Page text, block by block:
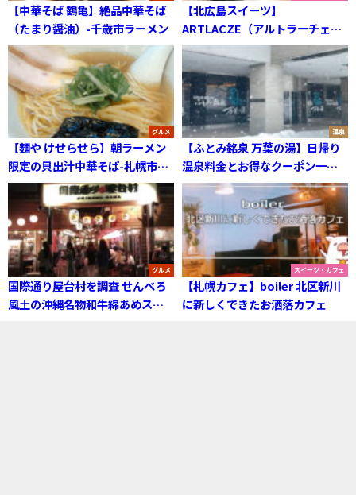
【中華そば 鶴亀】絶品中華そば
（たまり醤油）-千歳市ラーメン
【北広島スイーツ】
ARTLACZE（アルトラーチェ）
スーパー5 ジェラート
グルメ
【麺や けせらせら】朝ラーメン
限定の貝出汁中華そば-札幌市北
区
温泉
【ふとみ銘泉 万葉の湯】日帰り
温泉料金とお得なクーポン一
覧・食事メニュー-当別町
グルメ
国際通り屋台村を調査 せんべろ
風土の沖縄名物和牛綿あめスキ
スイーツ・カフェ
【札幌カフェ】boiler 北区新川
に新しくできたお洒落カフェ